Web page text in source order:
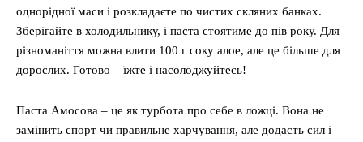
однорідної маси і розкладаєте по чистих скляних банках.
Зберігайте в холодильнику, і паста стоятиме до пів року. Для
різноманіття можна влити 100 г соку алое, але це більше для
дорослих. Готово – їжте і насолоджуйтесь!
Паста Амосова – це як турбота про себе в ложці. Вона не
замінить спорт чи правильне харчування, але додасть сил і